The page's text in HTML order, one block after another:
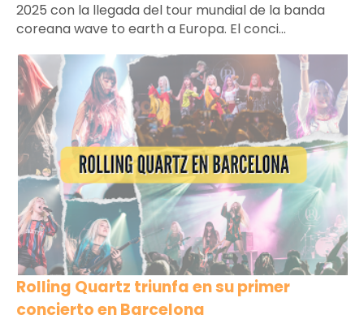
2025 con la llegada del tour mundial de la banda
coreana wave to earth a Europa. El conci...
Rolling Quartz triunfa en su primer
concierto en Barcelona